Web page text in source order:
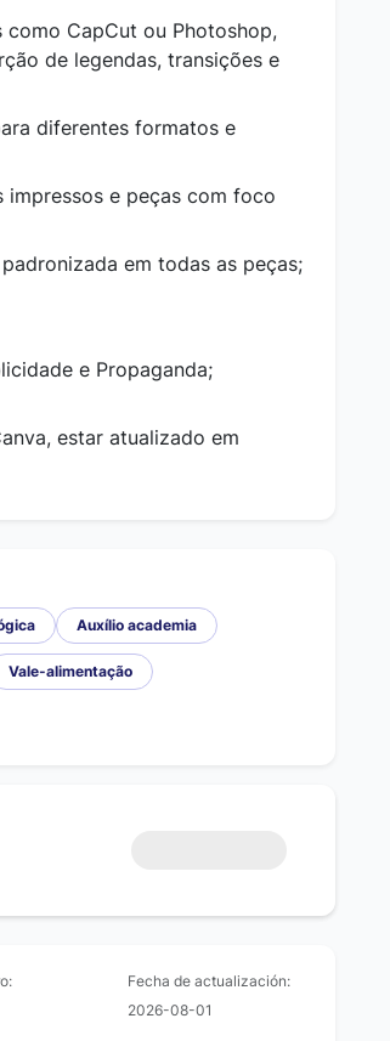
CapCut ou Photoshop,
de legendas, transições e
diferentes formatos e
impressos e peças com foco
em todas as peças;
e Propaganda;
estar atualizado em
Auxílio academia
Vale-alimentação
Fecha de actualización:
2026-08-01